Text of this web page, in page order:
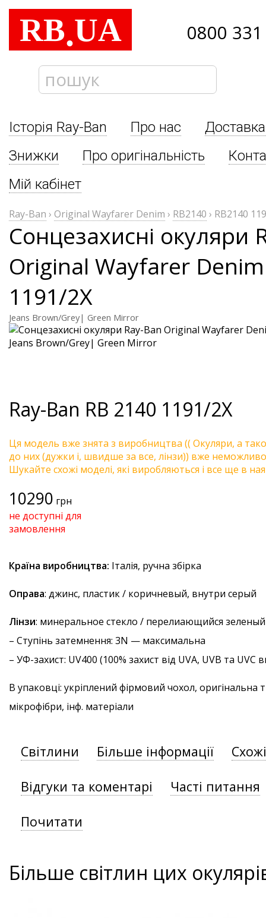
RB.UA 0800
Історія Ray-Ban Про нас
Знижки
Про оригінальність
Мій кабінет
Ray-Ban › Original Wayfarer Denim › RB2140 › RB2140
Сонцезахисні окуляри
Original Wayfarer
1191/2X
Jeans Brown/Grey| Green Mirror
Ray-Ban RB 2140 1191/2X
Ця модель вже знята з виробництва (( Окуляри, а
до них (дужки і, швидше за все, лінзи)) вже неможливо
Шукайте схожі моделі, які виробляються і все ще в
10290 грн
не доступні для
замовлення
Країна виробництва: Італія, ручна збірка
Оправа: джинс, пластик / коричневый, внутри серый
Лінзи: минеральное стекло / перелиающийся зеленый
– Ступінь затемнення: 3N — максимальна
– УФ-захист: UV400 (100% захист від UVA, UVB та
В упаковці: укріплений фірмовий чохол, оригінальна
мікрофібри, інф. матеріали
Світлини Більше інформації
Відгуки та коментарі Часті питання
Почитати
Більше світлин цих